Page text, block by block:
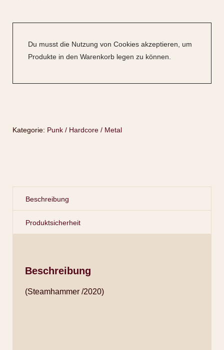
Du musst die Nutzung von Cookies akzeptieren, um
Produkte in den Warenkorb legen zu können.
Kategorie: Punk / Hardcore / Metal
Beschreibung
Produktsicherheit
Beschreibung
(Steamhammer /2020)